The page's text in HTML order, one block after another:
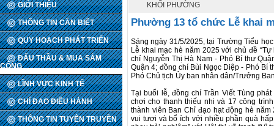
GIỚI THIỆU
THÔNG TIN CẦN BIẾT
QUY HOẠCH PHÁT TRIỂN
ĐẤU THẦU & MUA SẮM
CÔNG
LĨNH VỰC KINH TẾ
CHỈ ĐẠO ĐIỀU HÀNH
THÔNG TIN TUYÊN TRUYỀN
KHỐI PHƯỜNG
Phường 13 tổ chức Lễ khai
Sáng ngày 31/5/2025, tại Trường Tiểu
Lễ khai mạc hè năm 2025 với chủ đề
chí Nguyễn Thị Hà Nam - Phó Bí thư
Quận 4; đồng chí Bùi Ngọc Diệp - Phó
Phó Chủ tịch Ủy ban nhân dân/Trưởng
Tại buổi lễ, đồng chí Trần Viết Tùng
chơi cho thanh thiếu nhi và 17 công
thành viên Ban Chỉ đạo hạt động hè
vui tươi và bổ ích với nhiều phần quà